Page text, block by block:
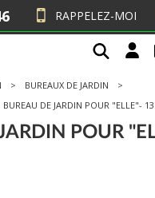
RAPPELEZ-MOI
BUREAUX DE JARDIN
BUREAU DE JARDIN POUR "ELLE"-
POUR